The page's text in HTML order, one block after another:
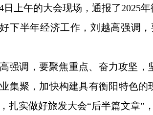
日上午的大会现场，通报了2025
下半年经济工作，刘越高强调
强调，要聚焦重点、奋力攻坚
集聚，加快构建具有衡阳特色
扎实做好旅发大会“后半篇文章”